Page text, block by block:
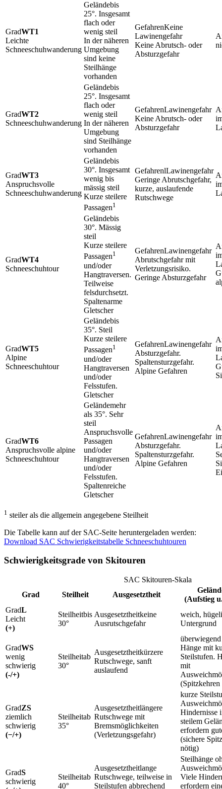
WT1
Leichte
Schneeschuhwanderung
bis
25°. Insgesamt
flach oder
wenig steil
In der näheren
Umgebung
sind keine
Steilhänge
vorhanden
Keine
Lawinengefahr
Keine Abrutsch- oder
Absturzgefahr
WT2
Schneeschuhwanderung
bis
25°. Insgesamt
flach oder
wenig steil
In der näheren
Umgebung
sind Steilhänge
vorhanden
Lawinengefahr
Keine Abrutsch- oder
Absturzgefahr
WT3
Anspruchsvolle
Schneeschuhwanderung
bis
30°. Insgesamt
wenig bis
mässig steil
Kurze steilere
Passagen1
lLawinengefahr
Geringe Abrutschgefahr,
kurze, auslaufende
Rutschwege
WT4
Schneeschuhtour
bis
30°. Mässig
steil
Kurze steilere
Passagen1
und/oder
Hangtraversen.
Teilweise
felsdurchsetzt.
Spaltenarme
Gletscher
Lawinengefahr
Abrutschgefahr mit
Verletzungsrisiko.
Geringe Absturzgefahr
WT5
Alpine
Schneeschuhtour
bis
35°. Steil
Kurze steilere
Passagen1
und/oder
Hangtraversen
und/oder
Felsstufen.
Gletscher
Lawinengefahr
Absturzgefahr.
Spaltensturzgefahr.
Alpine Gefahren
WT6
Anspruchsvolle alpine
Schneeschuhtour
mehr
als 35°. Sehr
steil
Anspruchsvolle
Passagen
und/oder
Hangtraversen
und/oder
Felsstufen.
Spaltenreiche
Gletscher
Lawinengefahr
Absturzgefahr.
Spaltensturzgefahr.
Alpine Gefahren
1 steiler als die allgemein angegebene Steilheit
Die Tabelle kann auf der SAC-Seite heruntergeladen werden:
Download SAC Schwierigkeitstabelle Schneeschuhtouren
Schwierigkeitsgrade von Skitouren
SAC Skitouren-Skala
Grad
Steilheit Ausgesetztheit
(Aufstieg
L
Leicht
(+)
bis
30°
keine
Ausrutschgefahr
weich,
Untergrund
WS
wenig
schwierig
(-/+)
ab
30°
kürzere
Rutschwege, sanft
auslaufend
Hänge mit
Steilstufen.
mit
ZS
ziemlich
schwierig
(−/+)
ab
35°
längere
Rutschwege mit
Bremsmöglichkeiten
(Verletzungsgefahr)
kurze
Hindernisse
steilem
erfordern
(sichere
nötig)
S
schwierig
ab
40°
lange
Rutschwege, teilweise in
Steilstufen abbrechend
Steilhänge
Viele
erfordern